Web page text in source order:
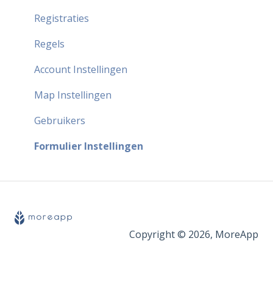
Registraties
Regels
Account Instellingen
Map Instellingen
Gebruikers
Formulier Instellingen
Copyright © 2026, MoreApp